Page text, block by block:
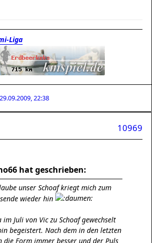
Liga
29.09.2009, 22:38
10969
hat geschrieben:
unser Schoaf kriegt mich zum
wieder hin
im Juli von Vic zu Schoaf gewechselt
begeistert. Nach dem in den letzten
die Form immer besser und der Puls